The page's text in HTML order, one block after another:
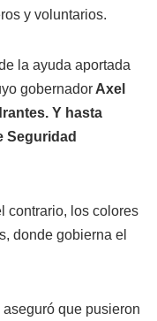
y voluntarios.
la ayuda aportada
gobernador Axel
Y hasta
Seguridad
contrario, los colores
donde gobierna el
que pusieron